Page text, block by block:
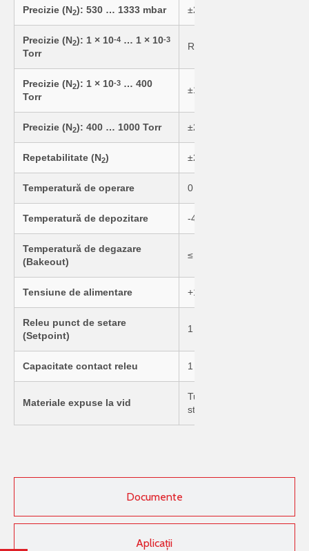
Documente
Aplicații
Precizie (N2): 530 … 1333 mbar ±2,5% din valoarea citită
Precizie (N2): 1 × 10-4 … 1 × 10-3
Torr
Rezoluție 0,1 mTorr
Precizie (N2): 1 × 10-3 … 400
Torr
±10% din valoarea citită
Precizie (N2): 400 … 1000 Torr ±2,5% din valoarea citită
Repetabilitate (N2) ±2% din valoarea citită
Temperatură de operare 0 ... +40 °C
Temperatură de depozitare -40 ... +70 °C
Temperatură de degazare
(Bakeout)
≤ 70 °C
Tensiune de alimentare +12 ... +28 V (dc)
Releu punct de setare
(Setpoint)
1 (SPDT - single-pole
Capacitate contact releu 1 A la 30 V (dc) rezistiv,
Materiale expuse la vid
Tungsten placat cu aur,
sticlă, nichel, Teflon